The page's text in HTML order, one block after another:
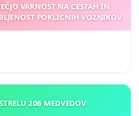
VARNOST NA CESTAH IN
POKLICNIH VOZNIKOV
206 MEDVEDOV